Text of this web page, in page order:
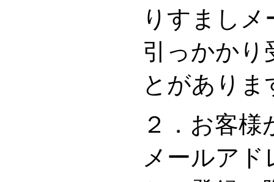
りすまし
引っかかり
とがありま
２．お客様
メールア